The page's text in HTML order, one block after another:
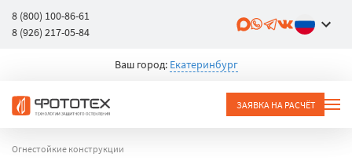
8 (800) 100-86-61
8 (926) 217-05-84
Ваш город: Екатеринбург
ЗАЯВКА НА РАСЧЁТ
Огнестойкие конструкции